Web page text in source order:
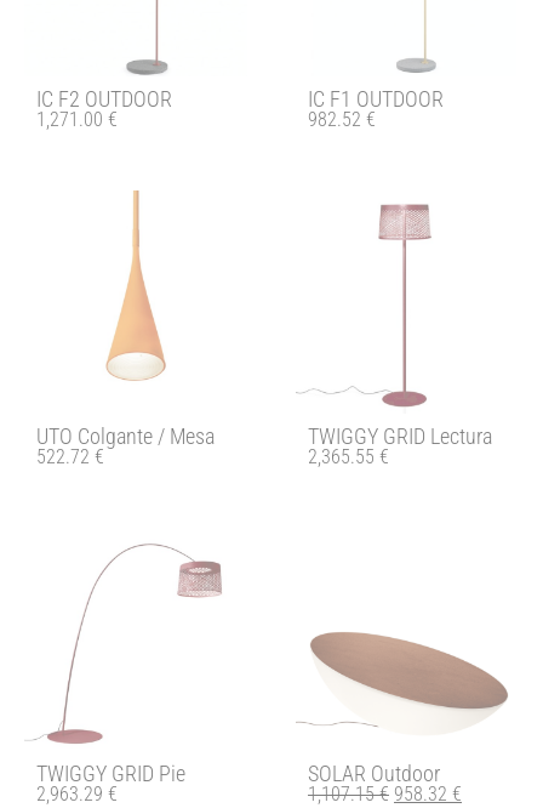
IC F2 OUTDOOR
1,271.00 €
IC F1 OUTDOOR
982.52 €
UTO Colgante / Mesa
522.72 €
TWIGGY GRID Lectura
2,365.55 €
TWIGGY GRID Pie
2,963.29 €
SOLAR Outdoor
1,107.15€ 958.32 €